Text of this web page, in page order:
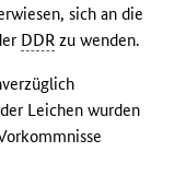
sich an die
DDR zu wenden.
Leichen wurden